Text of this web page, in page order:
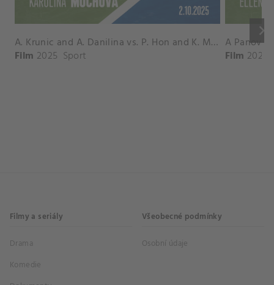
keyboard_arrow_right
A. Krunic and A. Danilina vs. P. Hon and K. Muchova Match Highlights - BEIJING_Capital Group Diamond ( October 02, 2025)
Film 2025 Sport Film 2026
Filmy a seriály
Drama
Komedie
Všeobecné podmínky
Osobní údaje